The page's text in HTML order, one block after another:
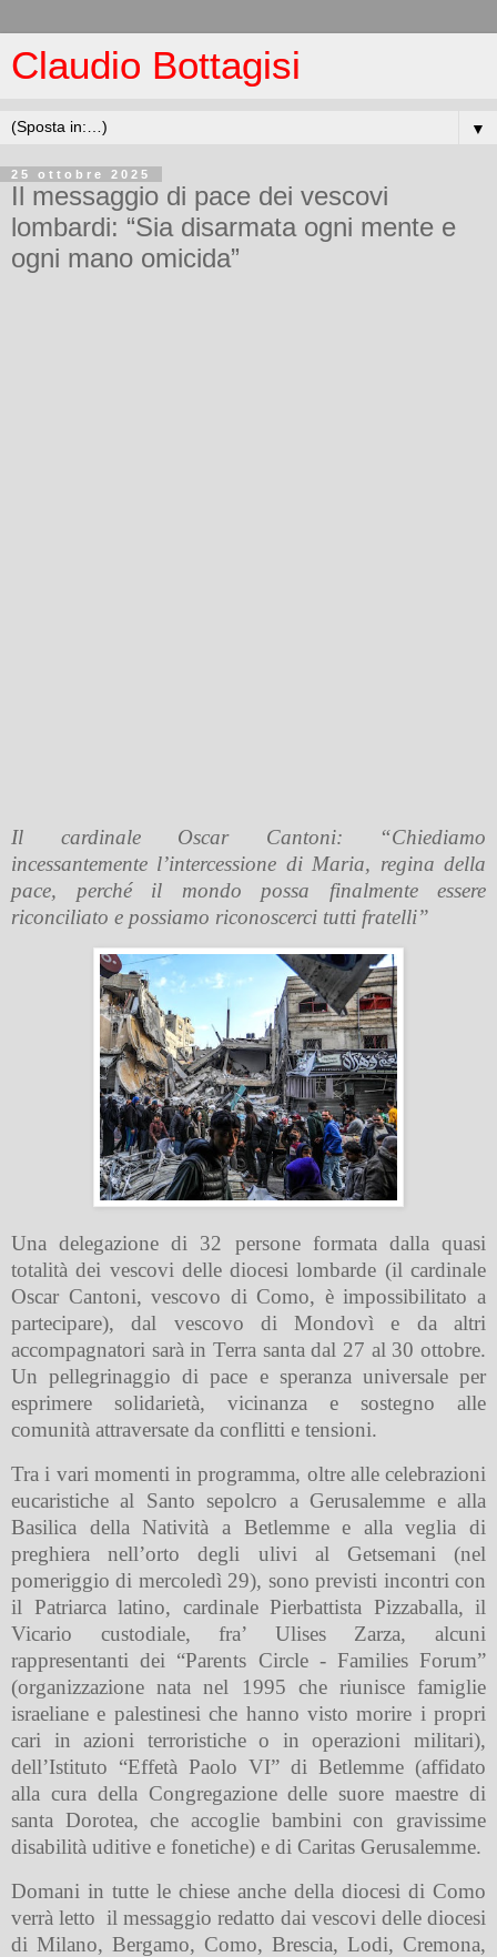
Claudio Bottagisi
▼
25 ottobre 2025
Il messaggio di pace dei vescovi
lombardi: “Sia disarmata ogni mente e
ogni mano omicida”
Il cardinale Oscar Cantoni: “Chiediamo
incessantemente l’intercessione di Maria, regina della
pace, perché il mondo possa finalmente essere
riconciliato e possiamo riconoscerci tutti fratelli”
Una delegazione di 32 persone formata dalla quasi
totalità dei vescovi delle diocesi lombarde (il cardinale
Oscar Cantoni, vescovo di Como, è impossibilitato a
partecipare), dal vescovo di Mondovì e da altri
accompagnatori sarà in Terra santa dal 27 al 30 ottobre.
Un pellegrinaggio di pace e speranza universale per
esprimere solidarietà, vicinanza e sostegno alle
comunità attraversate da conflitti e tensioni.
Tra i vari momenti in programma, oltre alle celebrazioni
eucaristiche al Santo sepolcro a Gerusalemme e alla
Basilica della Natività a Betlemme e alla veglia di
preghiera nell’orto degli ulivi al Getsemani (nel
pomeriggio di mercoledì 29), sono previsti incontri con
il Patriarca latino, cardinale Pierbattista Pizzaballa, il
Vicario custodiale, fra’ Ulises Zarza, alcuni
rappresentanti dei “Parents Circle - Families Forum”
(organizzazione nata nel 1995 che riunisce famiglie
israeliane e palestinesi che hanno visto morire i propri
cari in azioni terroristiche o in operazioni militari),
dell’Istituto “Effetà Paolo VI” di Betlemme (affidato
alla cura della Congregazione delle suore maestre di
santa Dorotea, che accoglie bambini con gravissime
disabilità uditive e fonetiche) e di Caritas Gerusalemme.
Domani in tutte le chiese anche della diocesi di Como
verrà letto il messaggio redatto dai vescovi delle diocesi
di Milano, Bergamo, Como, Brescia, Lodi, Cremona,